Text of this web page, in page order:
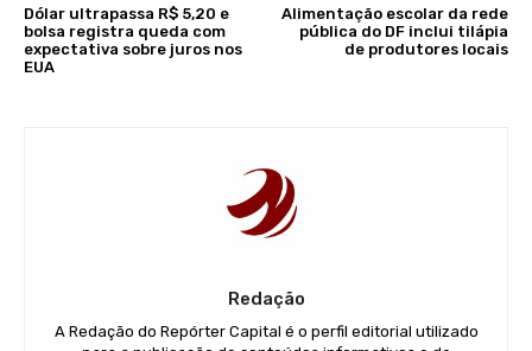
Dólar ultrapassa R$ 5,20 e
bolsa registra queda com
expectativa sobre juros nos
EUA
Alimentação escolar da rede
pública do DF inclui tilápia
de produtores locais
Redação
A Redação do Repórter Capital é o perfil editorial utilizado